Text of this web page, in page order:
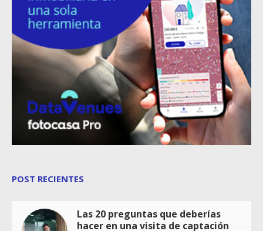
POST RECIENTES
Las 20 preguntas que deberías
hacer en una visita de captación